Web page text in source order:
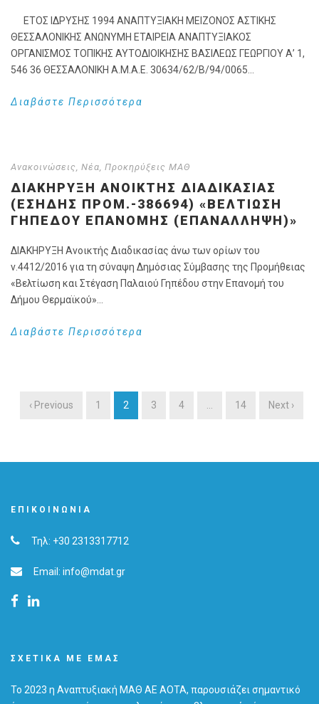
ΕΤΟΣ ΙΔΡΥΣΗΣ 1994 ΑΝΑΠΤΥΞΙΑΚΗ ΜΕΙΖΟΝΟΣ ΑΣΤΙΚΗΣ
ΘΕΣΣΑΛΟΝΙΚΗΣ ΑΝΩΝΥΜΗ ΕΤΑΙΡΕΙΑ ΑΝΑΠΤΥΞΙΑΚΟΣ
ΟΡΓΑΝΙΣΜΟΣ ΤΟΠΙΚΗΣ ΑΥΤΟΔΙΟΙΚΗΣΗΣ ΒΑΣΙΛΕΩΣ ΓΕΩΡΓΙΟΥ Α’ 1,
546 36 ΘΕΣΣΑΛΟΝΙΚΗ Α.Μ.Α.Ε. 30634/62/Β/94/0065...
Διαβάστε Περισσότερα
Ανακοινώσεις Νέα Προκηρύξεις ΜΑΘ
ΔΙΑΚΉΡΥΞΗ ΑΝΟΙΚΤΉΣ ΔΙΑΔΙΚΑΣΊΑΣ
(ΕΣΗΔΗΣ ΠΡΟΜ.-386694) «ΒΕΛΤΊΩΣΗ
ΓΗΠΈΔΟΥ ΕΠΑΝΟΜΉΣ (ΕΠΑΝΆΛΛΗΨΗ)»
ΔΙΑΚΗΡΥΞΗ Ανοικτής Διαδικασίας άνω των ορίων του
ν.4412/2016 για τη σύναψη Δημόσιας Σύμβασης της Προμήθειας
«Βελτίωση και Στέγαση Παλαιού Γηπέδου στην Επανομή του
Δήμου Θερμαϊκού»...
Διαβάστε Περισσότερα
‹ Previous 1 2 3 4 14 Next ›
ΕΠΙΚΟΙΝΩΝΊΑ
Τηλ: +30 2313317712
Email: info@mdat.gr
ΣΧΕΤΙΚΆ ΜΕ ΕΜΆΣ
Το 2023 η Αναπτυξιακή ΜΑΘ ΑΕ ΑΟΤΑ, παρουσιάζει σημαντικό